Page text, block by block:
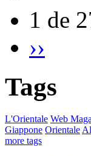
1 de
››
Tags
L'Orientale Web
Giappone Orientale
more tags